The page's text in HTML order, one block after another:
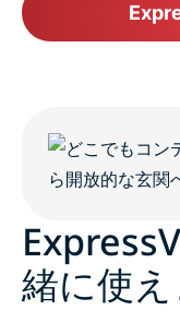
ストリーマーが
緒に使